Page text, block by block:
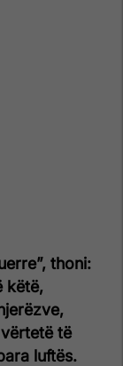
thoni:
këtë,
të
luftës.